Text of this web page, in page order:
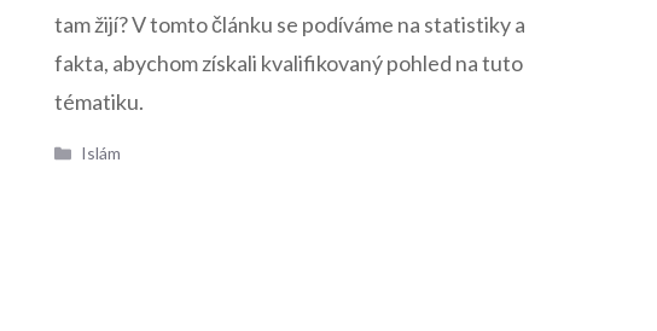
tam žijí? V tomto článku se podíváme na statistiky a
fakta, abychom získali kvalifikovaný pohled na tuto
tématiku.
Rubriky
Islám